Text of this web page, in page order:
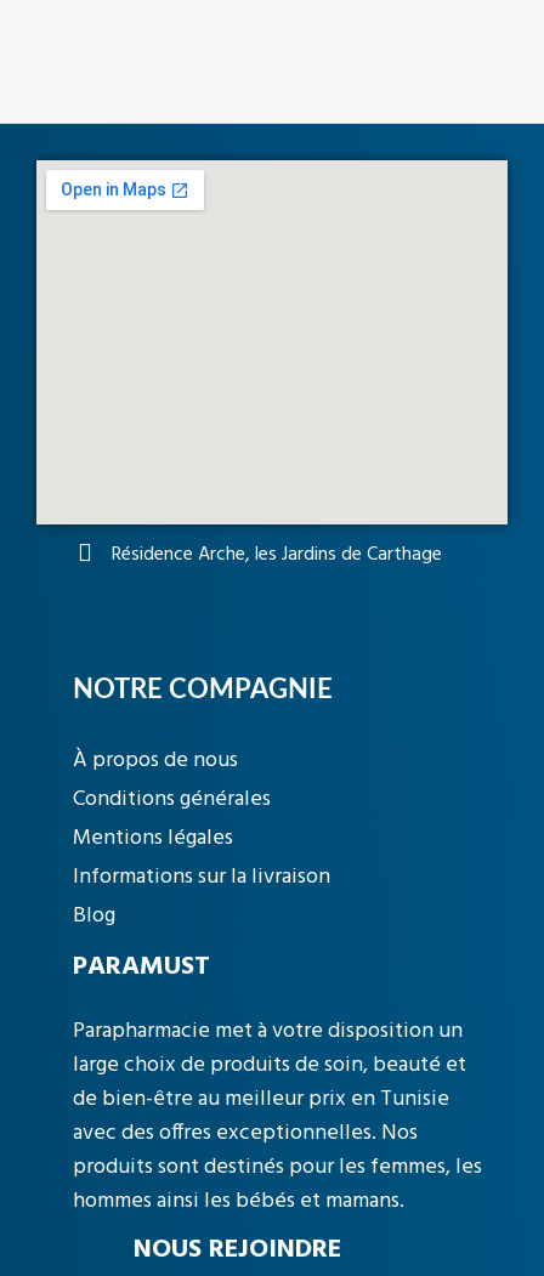
Résidence Arche, les Jardins de Carthage
NOTRE COMPAGNIE
À propos de nous
Conditions générales
Mentions légales
Informations sur la livraison
Blog
PARAMUST
Parapharmacie met à votre disposition un
large choix de produits de soin, beauté et
de bien-être au meilleur prix en Tunisie
avec des offres exceptionnelles. Nos
produits sont destinés pour les femmes, les
hommes ainsi les bébés et mamans.
NOUS REJOINDRE